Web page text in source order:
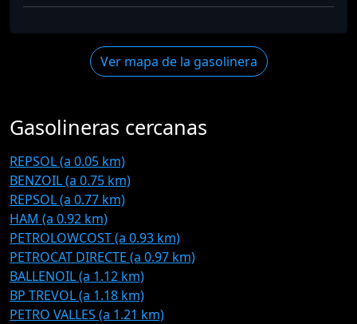
Ver mapa de la gasolinera
Gasolineras cercanas
REPSOL (a 0.05 km)
BENZOIL (a 0.75 km)
REPSOL (a 0.77 km)
HAM (a 0.92 km)
PETROLOWCOST (a 0.93 km)
PETROCAT DIRECTE (a 0.97 km)
BALLENOIL (a 1.12 km)
BP TREVOL (a 1.18 km)
PETRO VALLES (a 1.21 km)